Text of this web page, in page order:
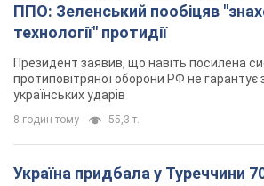
ППО: Зеленський пообіцяв
технології" протидії
Президент заявив, що навіть посилена
протиповітряної оборони РФ не гарантує
українських ударів
8 годин тому 55,3 т.
Україна придбала у Туреччини